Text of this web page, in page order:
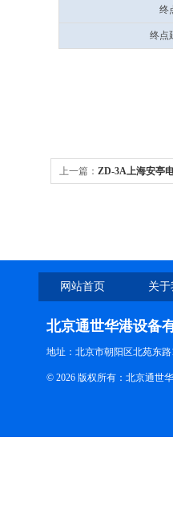
终
终点
上一篇： ZD-3A上海安亭
网站首页 关
北京通世华港设备
地址：北京市朝阳区北苑东路
© 2026 版权所有：北京通世